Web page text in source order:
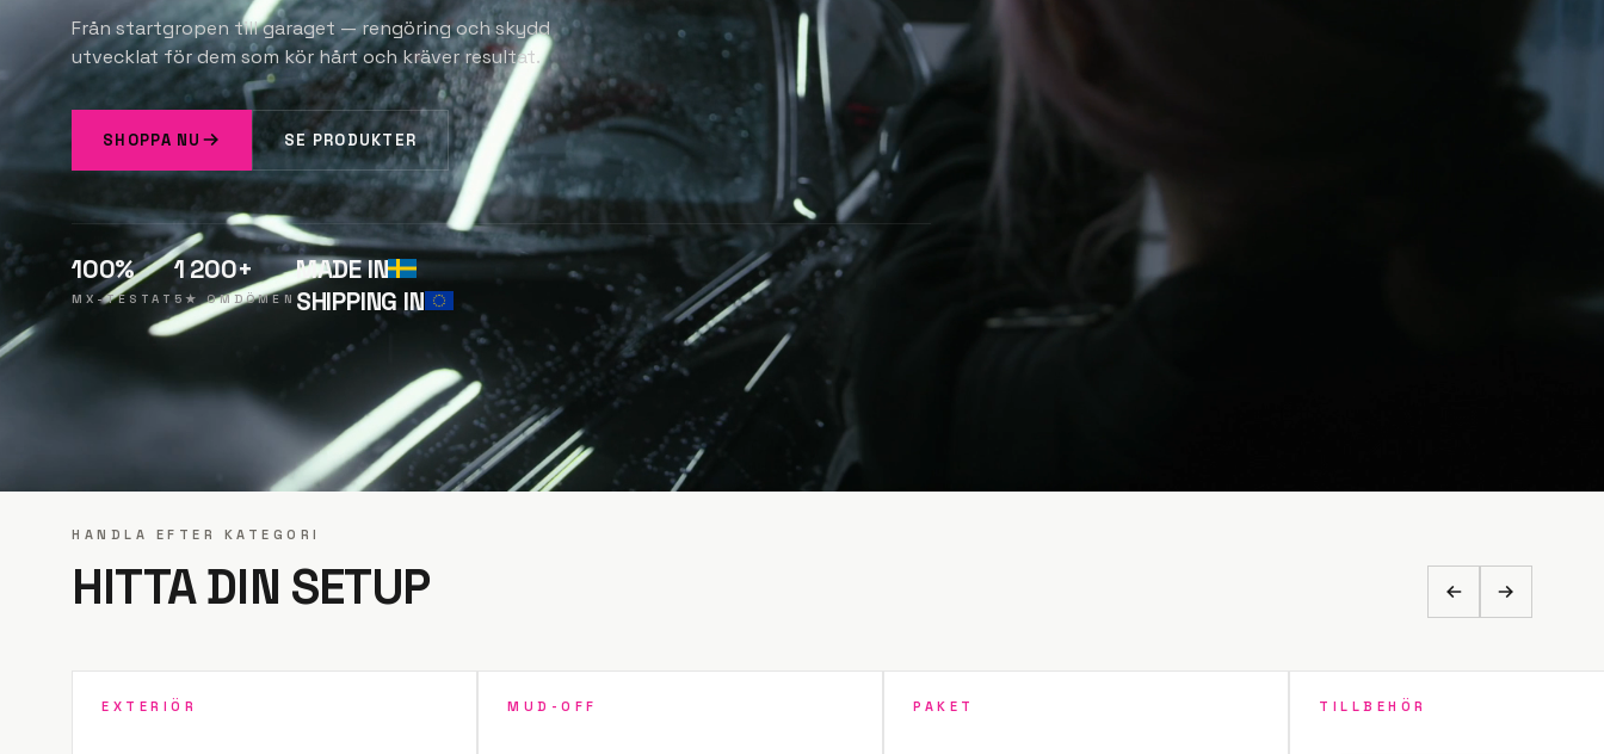
Från startgropen till garaget — rengöring och skydd
utvecklat för dem som kör hårt och kräver resultat.
SHOPPA NU SE PRODUKTER
100%
MX-TESTAT
1 200+
5★ OMDÖMEN
MADE IN
SHIPPING IN
HANDLA EFTER KATEGORI
HITTA DIN SETUP
EXTERIÖR MUD-OFF PAKET TILLBEHÖR